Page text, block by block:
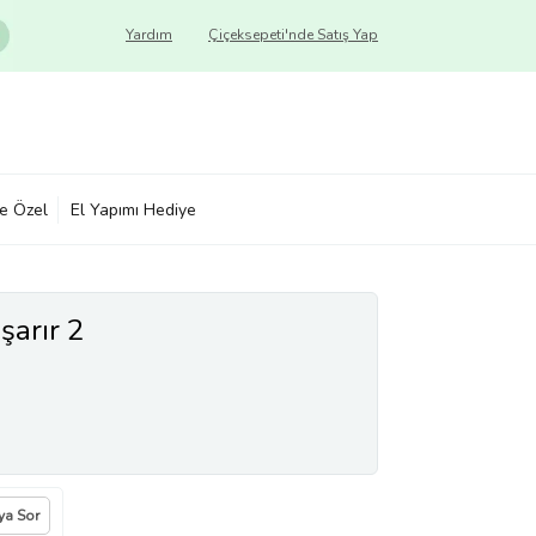
Çiçeksepeti'nde Satış Yap
Yardım
Özel El Yapımı Hediye
2
Sor